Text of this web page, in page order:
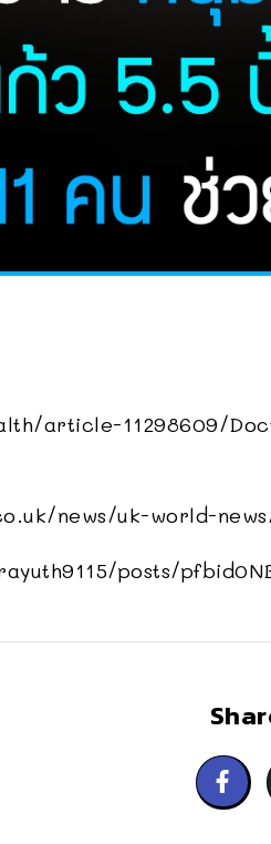
article-11298609/
news/uk-world-
posts/